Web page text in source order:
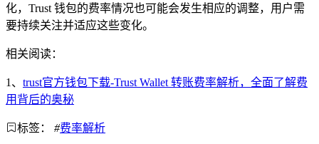
化，Trust 钱包的费率情况也可能会发生相应的调整，用户需
要持续关注并适应这些变化。
相关阅读：
1、 trust官方钱包下载-Trust Wallet 转账费率解析，全面了解费
用背后的奥秘
标签： #费率解析